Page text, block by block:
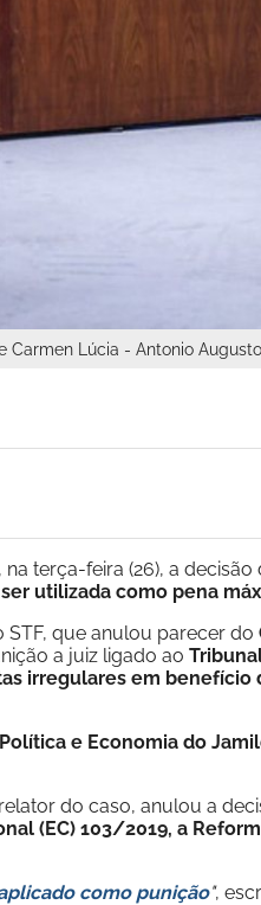
Carmen Lúcia - Antonio
na terça-feira (26), a
utilizada como pena
que anulou parecer do
a juiz ligado ao
irregulares em benefício
e Economia do
do caso, anulou a
(EC) 103/2019, a
como punição",